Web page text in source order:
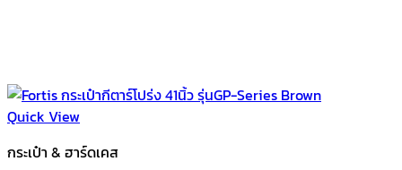
Quick View
กระเป๋า & ฮาร์ดเคส